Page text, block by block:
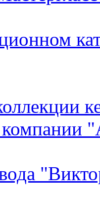
компании